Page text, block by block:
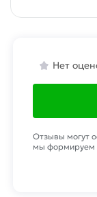
Нет
Отзывы могут
мы формируем